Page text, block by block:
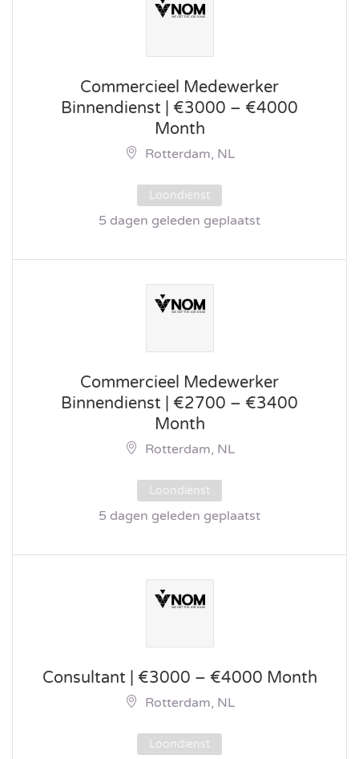
Commercieel Medewerker
Binnendienst | €3000 – €4000
Month
Rotterdam, NL
Loondienst
5 dagen geleden geplaatst
Commercieel Medewerker
Binnendienst | €2700 – €3400
Month
Rotterdam, NL
Loondienst
5 dagen geleden geplaatst
Consultant | €3000 – €4000 Month
Rotterdam, NL
Loondienst